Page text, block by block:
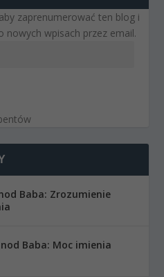
zaprenumerować ten blog i
wpisach przez email.
Baba: Zrozumienie
Baba: Moc imienia